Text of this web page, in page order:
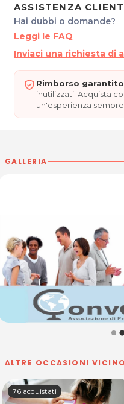
Via Roma 43 Int. B
33100 Udine
Cel. 348 584 7707
P.IVA 02833550300
Per ulteriori
acquisto scrivi a
ASSISTENZA
Hai dubbi o domande?
Leggi le FAQ
Inviaci una richiesta di
Rimborso
inutilizzati. Acquista
un'esperienza
GALLERIA
ALTRE OCCASIONI
76 acquistati